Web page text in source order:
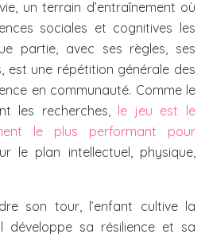
un terrain d’entraînement où
sociales et cognitives les
partie, avec ses règles, ses
est une répétition générale des
en communauté. Comme le
les recherches, le jeu est le
le plus performant pour
le plan intellectuel, physique,
son tour, l’enfant cultive la
développe sa résilience et sa